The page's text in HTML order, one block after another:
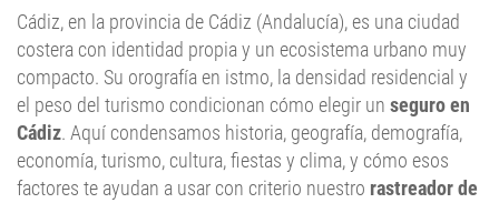
Cádiz, en la provincia de Cádiz (Andalucía), es una ciudad
costera con identidad propia y un ecosistema urbano muy
compacto. Su orografía en istmo, la densidad residencial y
el peso del turismo condicionan cómo elegir un seguro en
Cádiz. Aquí condensamos historia, geografía, demografía,
economía, turismo, cultura, fiestas y clima, y cómo esos
factores te ayudan a usar con criterio nuestro rastreador de